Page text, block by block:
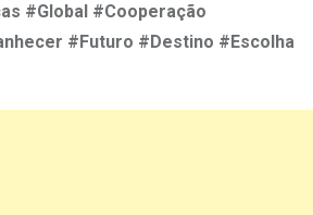
#Global #Cooperação
#Futuro #Destino #Escolha